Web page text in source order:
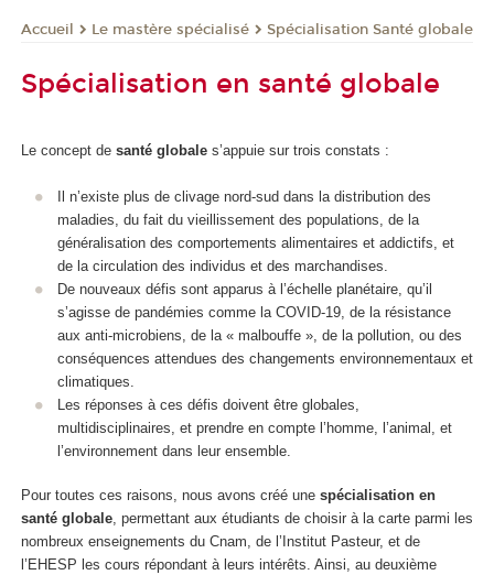
Accueil Le mastère spécialisé Spécialisation Santé globale
Spécialisation en santé globale
Le concept de santé globale s’appuie sur trois constats :
Il n’existe plus de clivage nord-sud dans la distribution des
maladies, du fait du vieillissement des populations, de la
généralisation des comportements alimentaires et addictifs, et
de la circulation des individus et des marchandises.
De nouveaux défis sont apparus à l’échelle planétaire, qu’il
s’agisse de pandémies comme la COVID-19, de la résistance
aux anti-microbiens, de la « malbouffe », de la pollution, ou des
conséquences attendues des changements environnementaux et
climatiques.
Les réponses à ces défis doivent être globales,
multidisciplinaires, et prendre en compte l’homme, l’animal, et
l’environnement dans leur ensemble.
Pour toutes ces raisons, nous avons créé une spécialisation en
santé globale, permettant aux étudiants de choisir à la carte parmi les
nombreux enseignements du Cnam, de l’Institut Pasteur, et de
l’EHESP les cours répondant à leurs intérêts. Ainsi, au deuxième